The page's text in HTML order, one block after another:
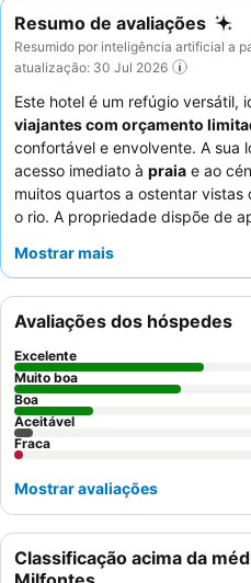
Resumo de avaliações
Resumido por inteligência artificial a
atualização: 30 Jul 2026
Este hotel é um refúgio versátil,
viajantes com orçamento
confortável e envolvente. A sua
acesso imediato à praia e ao
muitos quartos a ostentar vistas
o rio. A propriedade dispõe de
roupa, e uma divertida
excecionais, particularmente a
prestável, e apreciam as
disponíveis. Para uma
considere solicitar um quarto com
rio.
Mostrar mais
Classificação acima da
Avaliações dos hóspedes
Excelente
Muito boa
Boa
Aceitável
Fraca
Mostrar avaliações